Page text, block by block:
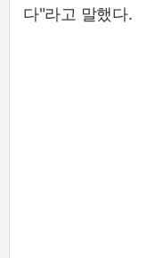
다"라고 말했다.